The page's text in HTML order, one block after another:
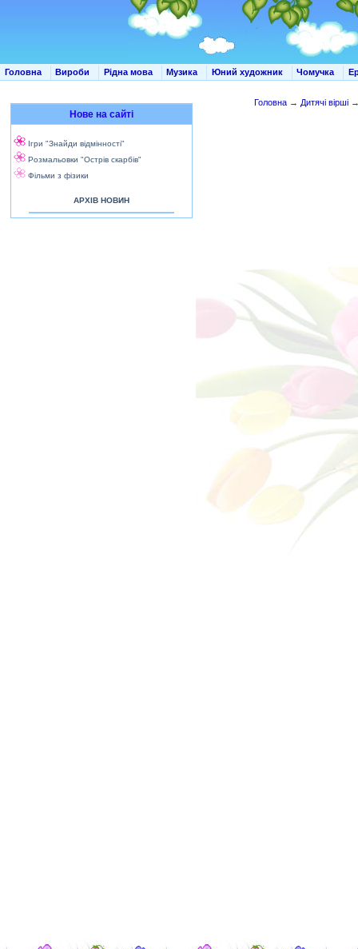
Головна Вироби Рідна мова Музика Юний художник Чомучка
Нове на сайті
Ігри "Знайди відмінності"
Розмальовки "Острів скарбів"
Фільми з фізики
АРХІВ НОВИН
Головна→ Дитячі вірші